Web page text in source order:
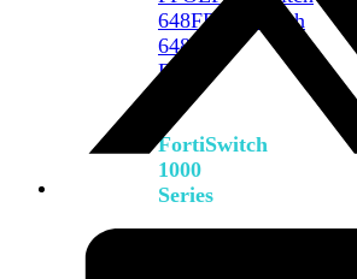
648FFortiSwitch
648F-
FPOE
FortiSwitch
1000
Series